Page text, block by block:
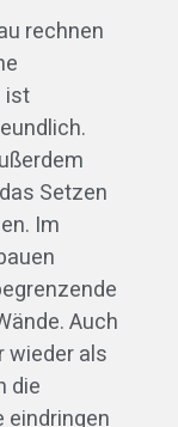
rechnen
ist
Setzen
Im
Auch
wieder als
die
eindringen